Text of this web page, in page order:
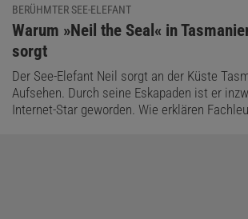
BERÜHMTER SEE-ELEFANT
:
Warum »Neil the Seal« in
sorgt
Der See-Elefant Neil sorgt an der Küste
Aufsehen. Durch seine Eskapaden ist er
Internet-Star geworden. Wie erklären